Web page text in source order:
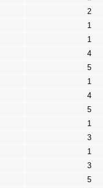
2
1
1
4
5
1
4
5
1
3
1
3
5